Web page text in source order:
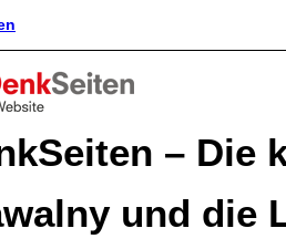
– Die
und die